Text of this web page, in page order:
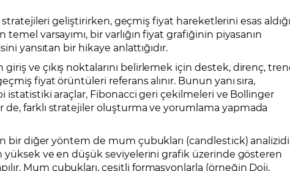
stratejileri geliştirirken, geçmiş fiyat hareketlerini esas aldığı
varsayımı, bir varlığın fiyat grafiğinin piyasanın
yansıtan bir hikaye anlattığıdır.
ve çıkış noktalarını belirlemek için destek, direnç,
fiyat örüntüleri referans alınır. Bunun yanı sıra,
istatistiki araçlar, Fibonacci geri çekilmeleri ve Bollinger
farklı stratejiler oluşturma ve yorumlama yapmada
bir diğer yöntem de mum çubukları (candlestick)
yüksek ve en düşük seviyelerini grafik üzerinde gösteren
Mum çubukları, çeşitli formasyonlarla (örneğin Doji,